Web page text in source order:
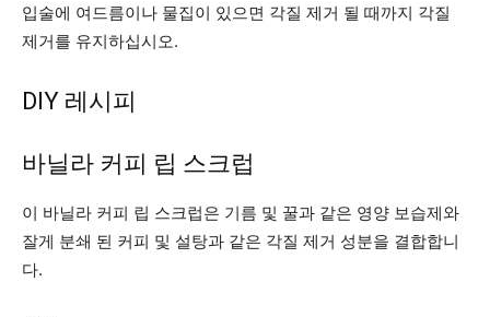
입술에 여드름이나 물집이 있으면 각질 제거 될 때까지 각질
제거를 유지하십시오.
DIY 레시피
바닐라 커피 립 스크럽
이 바닐라 커피 립 스크럽은 기름 및 꿀과 같은 영양 보습제와
잘게 분쇄 된 커피 및 설탕과 같은 각질 제거 성분을 결합합니
다.